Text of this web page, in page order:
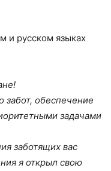
и русском языках
обеспечение
задачами
заботящих вас
я открыл свою